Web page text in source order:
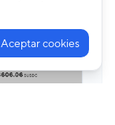
Aceptar cookies